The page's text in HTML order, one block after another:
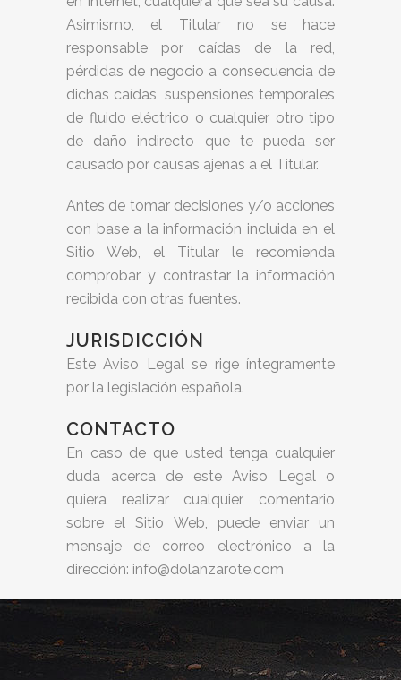
Asimismo, el Titular no se hace
responsable por caídas de la red,
pérdidas de negocio a consecuencia de
dichas caídas, suspensiones temporales
de fluido eléctrico o cualquier otro tipo
de daño indirecto que te pueda ser
causado por causas ajenas a el Titular.
Antes de tomar decisiones y/o acciones
con base a la información incluida en el
Sitio Web, el Titular le recomienda
comprobar y contrastar la información
recibida con otras fuentes.
JURISDICCIÓN
Este Aviso Legal se rige íntegramente
por la legislación española.
CONTACTO
En caso de que usted tenga cualquier
duda acerca de este Aviso Legal o
quiera realizar cualquier comentario
sobre el Sitio Web, puede enviar un
mensaje de correo electrónico a la
dirección: info@dolanzarote.com